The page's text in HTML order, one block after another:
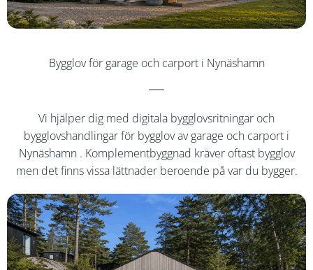
Bygglov för garage och carport i Nynäshamn
Vi hjälper dig med digitala bygglovsritningar och
bygglovshandlingar för bygglov av garage och carport i
Nynäshamn . Komplementbyggnad kräver oftast bygglov
men det finns vissa lättnader beroende på var du bygger.